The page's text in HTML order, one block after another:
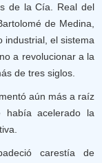
de la Cía. Real del
de Medina,
industrial, el sistema
a revolucionar a la
de tres siglos.
aún más a raíz
había acelerado la
carestía de